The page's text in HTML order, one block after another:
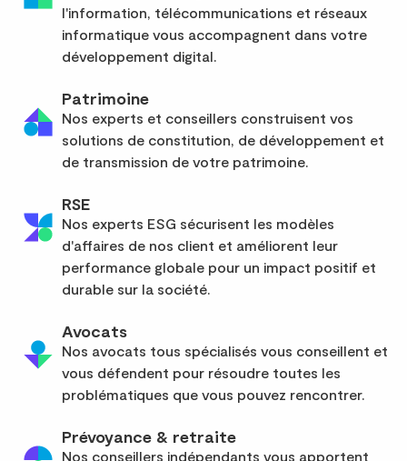
l'information, télécommunications et réseaux
informatique vous accompagnent dans votre
développement digital.
Patrimoine
Nos experts et conseillers construisent vos
solutions de constitution, de développement et
de transmission de votre patrimoine.
RSE
Nos experts ESG sécurisent les modèles
d'affaires de nos client et améliorent leur
performance globale pour un impact positif et
durable sur la société.
Avocats
Nos avocats tous spécialisés vous conseillent et
vous défendent pour résoudre toutes les
problématiques que vous pouvez rencontrer.
Prévoyance & retraite
Nos conseillers indépendants vous apportent